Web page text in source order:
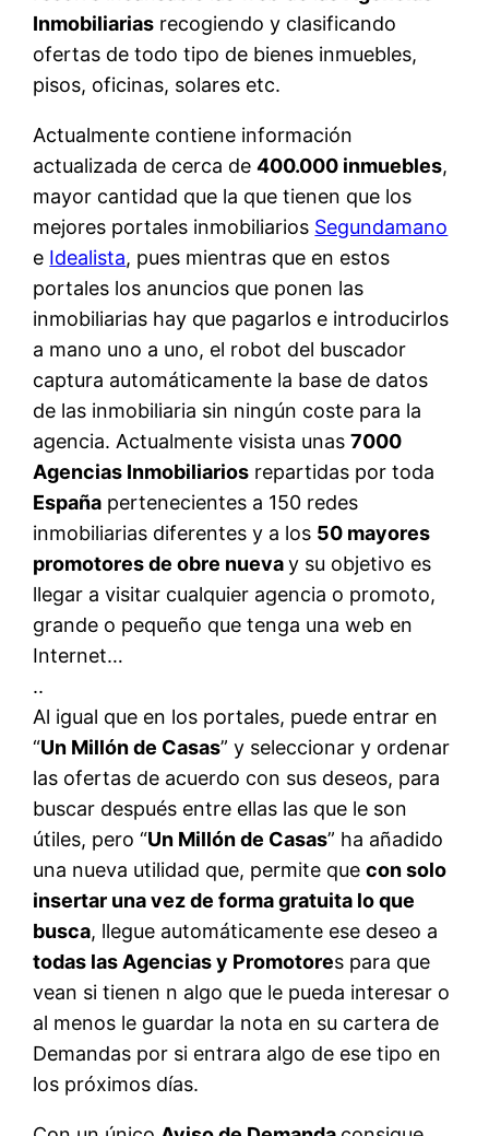
Inmobiliarias recogiendo y clasificando
ofertas de todo tipo de bienes inmuebles,
pisos, oficinas, solares etc.
Actualmente contiene información
actualizada de cerca de400.000 inmuebles,
mayor cantidad que la que tienen que los
mejores portales inmobiliarios Segundamano
e Idealista, pues mientras que en estos
portales los anuncios que ponen las
inmobiliarias hay que pagarlos e introducirlos
a mano uno a uno, el robot del buscador
captura automáticamente la base de datos
de las inmobiliaria sin ningún coste para la
agencia. Actualmente visista unas7000
Agencias Inmobiliarios repartidas por toda
España pertenecientes a 150 redes
inmobiliarias diferentes y a los 50 mayores
promotores de obre nuevay su objetivo es
llegar a visitar cualquier agencia o promoto,
grande o pequeño que tenga una web en
Internet…
..
Al igual que en los portales, puede entrar en
“Un Millón de Casas” y seleccionar y ordenar
las ofertas de acuerdo con sus deseos, para
buscar después entre ellas las que le son
útiles, pero “Un Millón de Casas” ha añadido
una nueva utilidad que, permite quecon solo
insertar una vez de forma gratuita lo que
busca, llegue automáticamente ese deseo a
todas las Agencias y Promotores para que
vean si tienen n algo que le pueda interesar o
al menos le guardar la nota en su cartera de
Demandas por si entrara algo de ese tipo en
los próximos días.